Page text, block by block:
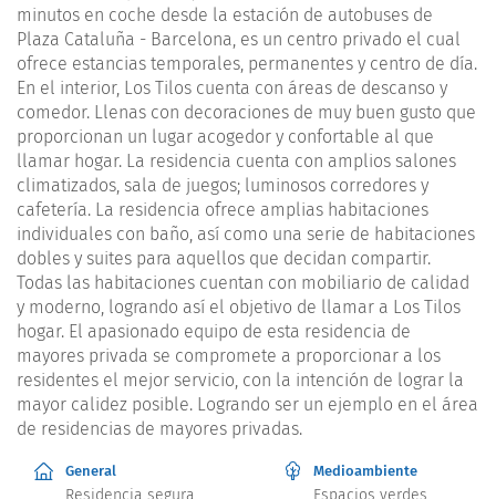
minutos en coche desde la estación de autobuses de
Plaza Cataluña - Barcelona, es un centro privado el cual
ofrece estancias temporales, permanentes y centro de día.
En el interior, Los Tilos cuenta con áreas de descanso y
comedor. Llenas con decoraciones de muy buen gusto que
proporcionan un lugar acogedor y confortable al que
llamar hogar. La residencia cuenta con amplios salones
climatizados, sala de juegos; luminosos corredores y
cafetería. La residencia ofrece amplias habitaciones
individuales con baño, así como una serie de habitaciones
dobles y suites para aquellos que decidan compartir.
Todas las habitaciones cuentan con mobiliario de calidad
y moderno, logrando así el objetivo de llamar a Los Tilos
hogar. El apasionado equipo de esta residencia de
mayores privada se compromete a proporcionar a los
residentes el mejor servicio, con la intención de lograr la
mayor calidez posible. Logrando ser un ejemplo en el área
de residencias de mayores privadas.
General
Residencia segura
Medioambiente
Espacios verdes